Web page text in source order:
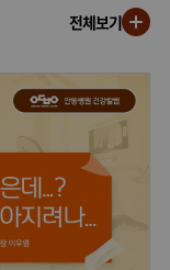
전체보기